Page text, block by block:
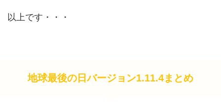
以上です・・・
地球最後の日バージョン1.11.4まとめ